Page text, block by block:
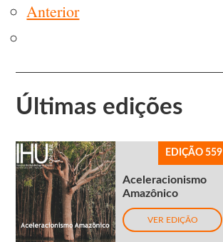
Anterior
Últimas edições
EDIÇÃO 559
Aceleracionismo
Amazônico
VER EDIÇÃO